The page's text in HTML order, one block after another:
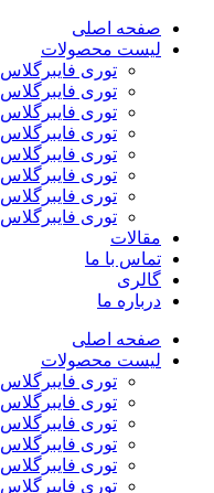
پرش
صفحه اصلی
لیست محصولات
توری فایبرگلاس 45 گرمی 3*3
توری فایبرگلاس 60 گرمی 1*2
توری فایبرگلاس 60 گرمی 3*3
توری فایبرگلاس 65 گرمی 3*3
توری فایبرگلاس 75 گرمی 4*4
توری فایبرگلاس 75 گرمی 7*9
توری فایبرگلاس 120 گرمی 10*10
توری فایبرگلاس 160 گرمی 5*5
مقالات
تماس با ما
گالری
درباره ما
صفحه اصلی
لیست محصولات
توری فایبرگلاس 45 گرمی 3*3
توری فایبرگلاس 60 گرمی 1*2
توری فایبرگلاس 60 گرمی 3*3
توری فایبرگلاس 65 گرمی 3*3
توری فایبرگلاس 75 گرمی 4*4
توری فایبرگلاس 75 گرمی 7*9